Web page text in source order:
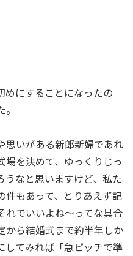
めにすることになったの
思いがある新郎新婦であれ
場を決めて、ゆっくりじっ
うなと思いますけど、私た
件もあって、とりあえず記
れでいいよね～ってな具合
から結婚式まで約半年しか
してみれば「急ピッチで準